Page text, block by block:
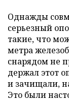
Однажды
серьезный
такие, что
метра
снарядом не
держал этот
и зачищали,
Это были